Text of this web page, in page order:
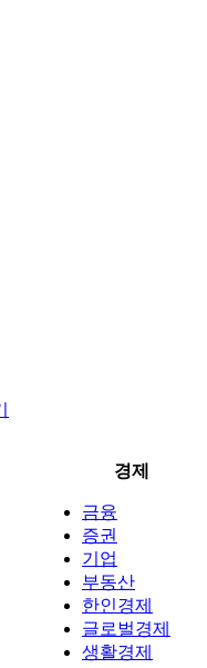
경제
금융
증권
기업
부동산
한인경제
글로벌경제
생활경제